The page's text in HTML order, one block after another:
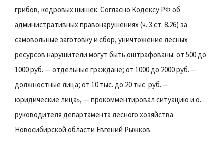
грибов, кедровых шишек. Согласно Кодексу РФ об
административных правонарушениях (ч. 3 ст. 8.26) за
самовольные заготовку и сбор, уничтожение лесных
ресурсов нарушители могут быть оштрафованы: от 500 до
1000 руб. — отдельные граждане; от 1000 до 2000 руб. —
должностные лица; от 10 тыс. до 20 тыс. руб. —
юридические лица», — прокомментировал ситуацию и.о.
руководителя департамента лесного хозяйства
Новосибирской области Евгений Рыжков.